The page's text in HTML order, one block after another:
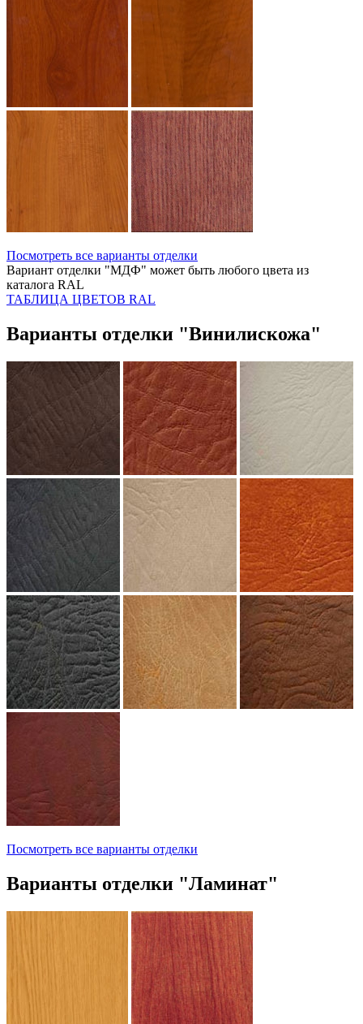
Посмотреть все варианты отделки
Вариант отделки "МДФ" может быть любого цвета из
каталога RAL
ТАБЛИЦА ЦВЕТОВ RAL
Варианты отделки "Винилискожа"
Посмотреть все варианты отделки
Варианты отделки "Ламинат"